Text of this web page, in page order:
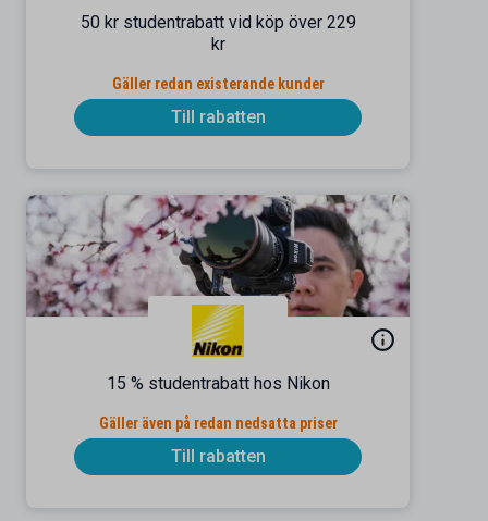
50 kr studentrabatt vid köp över 229
kr
Gäller redan existerande kunder
Till rabatten
15 % studentrabatt hos Nikon
Gäller även på redan nedsatta priser
Till rabatten